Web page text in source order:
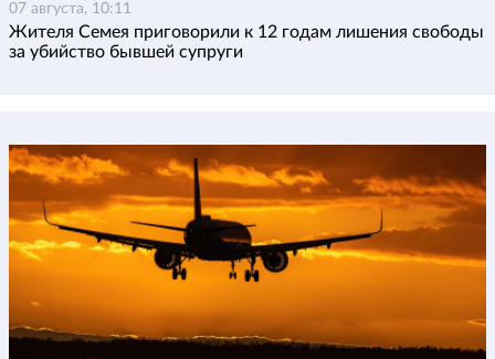
07 августа, 10:11
Жителя Семея приговорили к 12 годам лишения свободы
за убийство бывшей супруги